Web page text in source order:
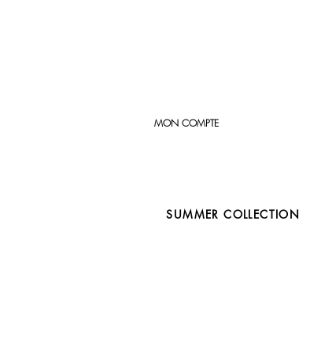
MON COMPTE
SUMMER COLLECTION